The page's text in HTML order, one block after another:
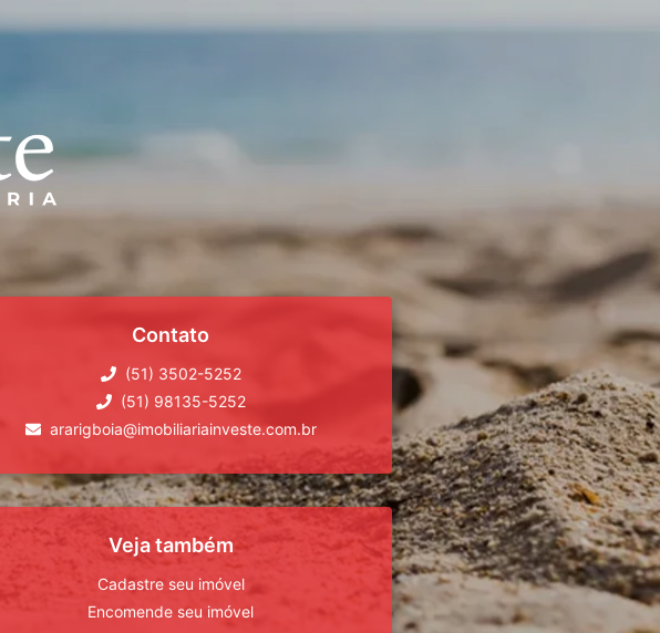
Contato
(51) 3502-5252
(51) 98135-5252
ararigboia@imobiliariainveste.com.br
Veja também
Cadastre seu imóvel
Encomende seu imóvel